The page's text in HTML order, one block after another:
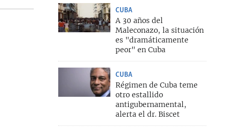
360p
CUBA
A 30 años del
Maleconazo, la situación
es "dramáticamente
peor" en Cuba
CUBA
Régimen de Cuba teme
otro estallido
antigubernamental,
alerta el dr. Biscet